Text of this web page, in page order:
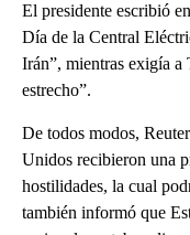
El presidente escribió
Día de la Central
Irán”, mientras exigía a
estrecho”.
De todos modos,
Unidos recibieron una
hostilidades, la cual
también informó que